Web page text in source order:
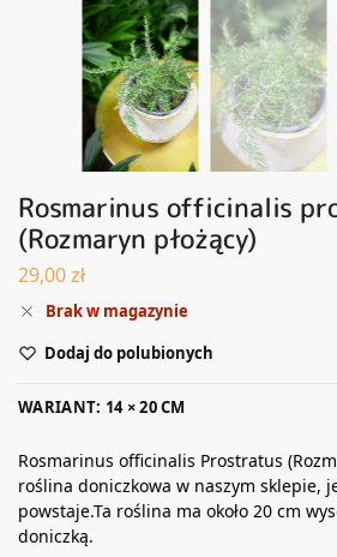
Rosmarinus officinalis
(Rozmaryn płożący)
29,00zł
Brak w magazynie
Dodaj do polubionych
WARIANT: 14 × 20 CM
Rosmarinus officinalis Prostratus
roślina doniczkowa w naszym sklepie,
powstaje.Ta roślina ma około 20 cm
doniczką.